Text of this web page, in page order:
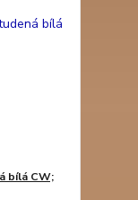
bílá CW;